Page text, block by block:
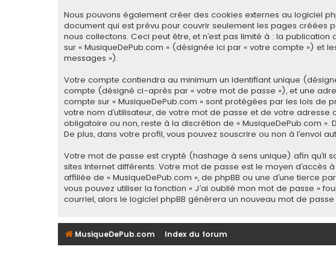
Nous pouvons également créer des cookies externes au logiciel
document qui est prévu pour couvrir seulement les pages créées
nous collectons. Ceci peut être, et n’est pas limité à : la
sur « MusiqueDePub.com » (désignée ici par « votre compte ») et
messages »).
Votre compte contiendra au minimum un identifiant unique
compte (désigné ci-après par « votre mot de passe »), et une
compte sur « MusiqueDePub.com » sont protégées par les lois
votre nom d’utilisateur, de votre mot de passe et de votre adresse
obligatoire ou non, reste à la discrétion de « MusiqueDePub.com
De plus, dans votre profil, vous pouvez souscrire ou non à l’envoi
Votre mot de passe est crypté (hashage à sens unique) afin qu’il
sites Internet différents. Votre mot de passe est le moyen
affiliée de « MusiqueDePub.com », de phpBB ou une d’une tierce
vous pouvez utiliser la fonction « J’ai oublié mon mot de passe »
courriel, alors le logiciel phpBB générera un nouveau mot de
MusiqueDePub.com Index du forum